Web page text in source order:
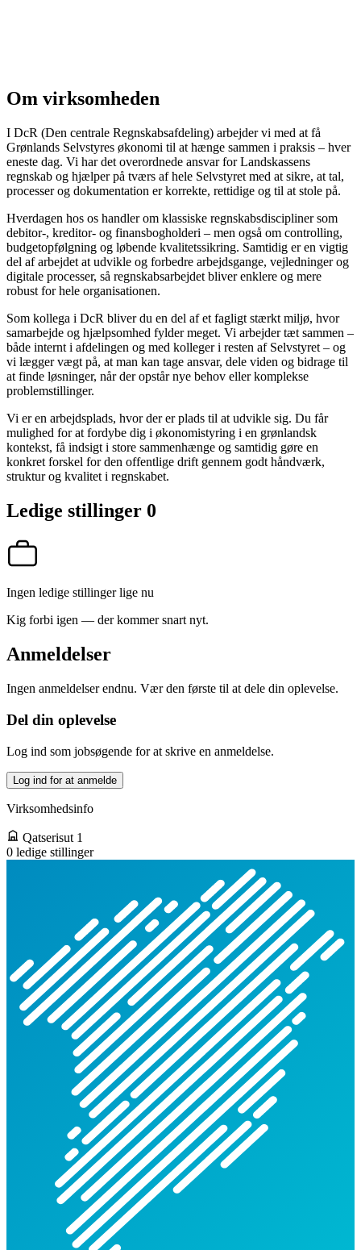
Om virksomheden
I DcR (Den centrale Regnskabsafdeling) arbejder vi med at få
Grønlands Selvstyres økonomi til at hænge sammen i praksis – hver
eneste dag. Vi har det overordnede ansvar for Landskassens
regnskab og hjælper på tværs af hele Selvstyret med at sikre, at tal,
processer og dokumentation er korrekte, rettidige og til at stole på.
Hverdagen hos os handler om klassiske regnskabsdiscipliner som
debitor-, kreditor- og finansbogholderi – men også om controlling,
budgetopfølgning og løbende kvalitetssikring. Samtidig er en vigtig
del af arbejdet at udvikle og forbedre arbejdsgange, vejledninger og
digitale processer, så regnskabsarbejdet bliver enklere og mere
robust for hele organisationen.
Som kollega i DcR bliver du en del af et fagligt stærkt miljø, hvor
samarbejde og hjælpsomhed fylder meget. Vi arbejder tæt sammen –
både internt i afdelingen og med kolleger i resten af Selvstyret – og
vi lægger vægt på, at man kan tage ansvar, dele viden og bidrage til
at finde løsninger, når der opstår nye behov eller komplekse
problemstillinger.
Vi er en arbejdsplads, hvor der er plads til at udvikle sig. Du får
mulighed for at fordybe dig i økonomistyring i en grønlandsk
kontekst, få indsigt i store sammenhænge og samtidig gøre en
konkret forskel for den offentlige drift gennem godt håndværk,
struktur og kvalitet i regnskabet.
Ledige stillinger 0
Ingen ledige stillinger lige nu
Kig forbi igen — der kommer snart nyt.
Anmeldelser
Ingen anmeldelser endnu. Vær den første til at dele din oplevelse.
Del din oplevelse
Log ind som jobsøgende for at skrive en anmeldelse.
Log ind for at anmelde
Virksomhedsinfo
Qatserisut 1
0 ledige stillinger